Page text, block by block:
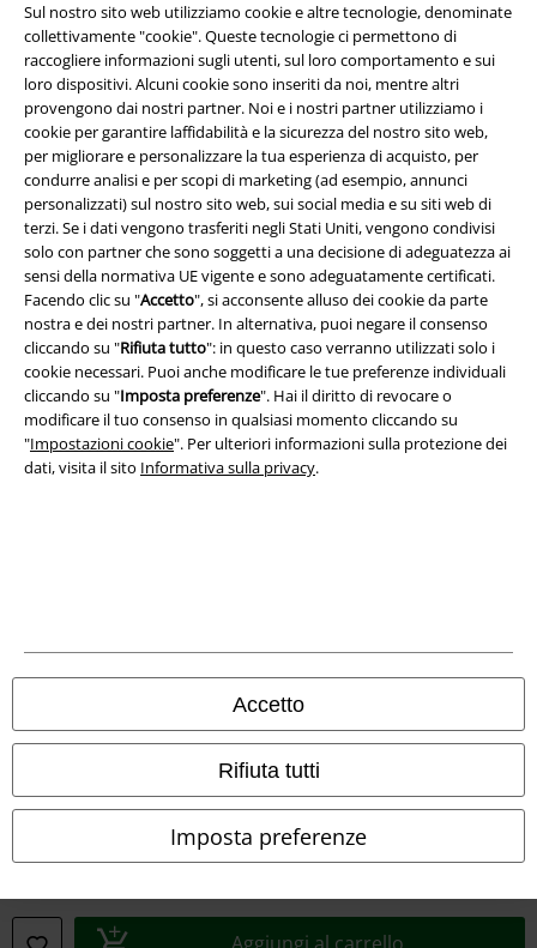
Sul nostro sito web utilizziamo cookie e altre tecnologie, denominate
collettivamente "cookie". Queste tecnologie ci permettono di
raccogliere informazioni sugli utenti, sul loro comportamento e sui
loro dispositivi. Alcuni cookie sono inseriti da noi, mentre altri
provengono dai nostri partner. Noi e i nostri partner utilizziamo i
cookie per garantire laffidabilità e la sicurezza del nostro sito web,
per migliorare e personalizzare la tua esperienza di acquisto, per
condurre analisi e per scopi di marketing (ad esempio, annunci
personalizzati) sul nostro sito web, sui social media e su siti web di
terzi. Se i dati vengono trasferiti negli Stati Uniti, vengono condivisi
solo con partner che sono soggetti a una decisione di adeguatezza ai
sensi della normativa UE vigente e sono adeguatamente certificati.
Facendo clic su "Accetto", si acconsente alluso dei cookie da parte
nostra e dei nostri partner. In alternativa, puoi negare il consenso
cliccando su "Rifiuta tutto": in questo caso verranno utilizzati solo i
cookie necessari. Puoi anche modificare le tue preferenze individuali
cliccando su "Imposta preferenze". Hai il diritto di revocare o
modificare il tuo consenso in qualsiasi momento cliccando su
"Impostazioni cookie". Per ulteriori informazioni sulla protezione dei
dati, visita il sito Informativa sulla privacy.
Accetto
Rifiuta tutti
Imposta preferenze
Aggiungi al carrello
App EMP
Scarica la nuova app di EMP!
A Warner Music Group Company
Info legali
Termini & Condizioni
Redazione
Legge sulla Privacy
Smaltimento rifiuti e protezione dell’ambiente
Dichiarazione di Conformità